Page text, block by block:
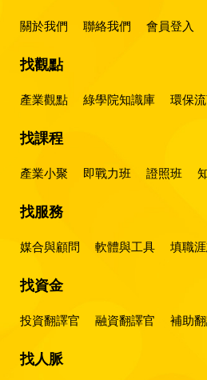
關於我們 聯絡我們 會員登入
找觀點
產業觀點 綠學院知識庫 環保
找課程
產業小聚 即戰力班 證照班
找服務
媒合與顧問 軟體與工具 填職
找資金
投資翻譯官 融資翻譯官 補助
找人脈